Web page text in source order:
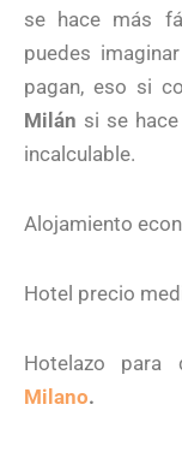
se hace más
puedes
pagan, eso si
Milán si se
incalculable.
Alojamiento
Hotel precio
Hotelazo para
Milano.